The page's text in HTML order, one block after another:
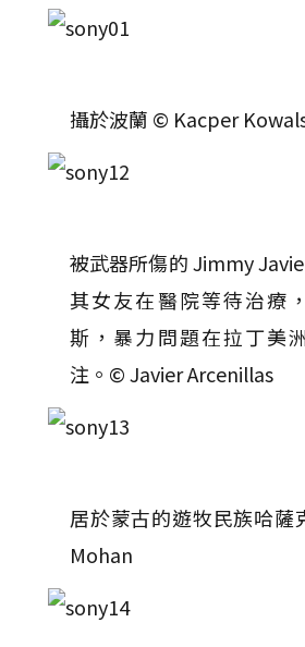
攝於波蘭 © Kacper
被武器所傷的 Jimmy
其女友在醫院等待治療
斯，暴力問題在拉丁美
注。© Javier Arcenillas
居於蒙古的遊牧民族哈薩
Mohan